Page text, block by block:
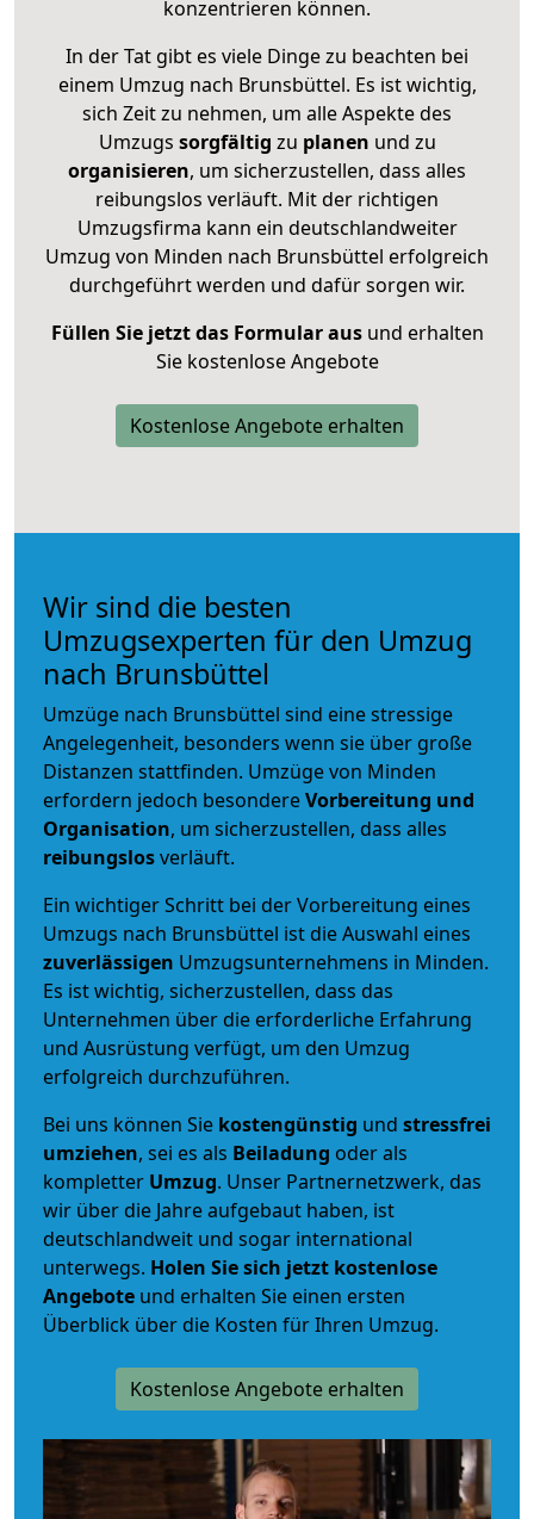
konzentrieren können.
In der Tat gibt es viele Dinge zu beachten bei
einem Umzug nach Brunsbüttel. Es ist wichtig,
sich Zeit zu nehmen, um alle Aspekte des
Umzugs sorgfältig zu planen und zu
organisieren, um sicherzustellen, dass alles
reibungslos verläuft. Mit der richtigen
Umzugsfirma kann ein deutschlandweiter
Umzug von Minden nach Brunsbüttel erfolgreich
durchgeführt werden und dafür sorgen wir.
Füllen Sie jetzt das Formular ausund erhalten
Sie kostenlose Angebote
Kostenlose Angebote erhalten
Wir sind die besten
Umzugsexperten für den Umzug
nach Brunsbüttel
Umzüge nach Brunsbüttel sind eine stressige
Angelegenheit, besonders wenn sie über große
Distanzen stattfinden. Umzüge von Minden
erfordern jedoch besondereVorbereitung und
Organisation, um sicherzustellen, dass alles
reibungslosverläuft.
Ein wichtiger Schritt bei der Vorbereitung eines
Umzugs nach Brunsbüttel ist die Auswahl eines
zuverlässigen Umzugsunternehmens in Minden.
Es ist wichtig, sicherzustellen, dass das
Unternehmen über die erforderliche Erfahrung
und Ausrüstung verfügt, um den Umzug
erfolgreich durchzuführen.
Bei uns können Sie kostengünstig und stressfrei
umziehen, sei es als Beiladung oder als
kompletter Umzug. Unser Partnernetzwerk, das
wir über die Jahre aufgebaut haben, ist
deutschlandweit und sogar international
unterwegs. Holen Sie sich jetzt kostenlose
Angebote und erhalten Sie einen ersten
Überblick über die Kosten für Ihren Umzug.
Kostenlose Angebote erhalten